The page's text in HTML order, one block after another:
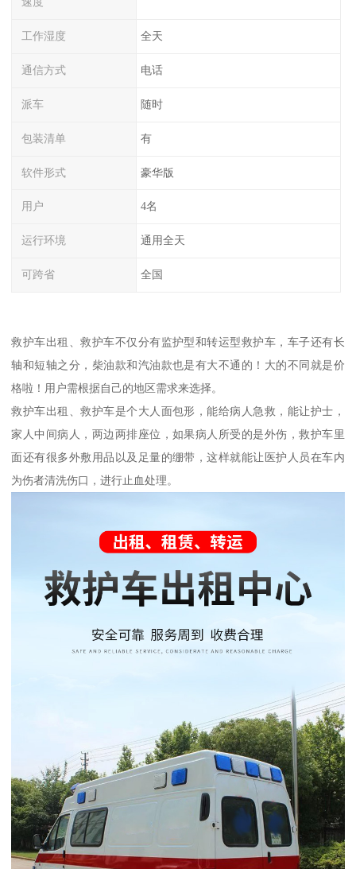
工作湿度 全天
通信方式 电话
派车 随时
包装清单 有
软件形式 豪华版
用户 4名
运行环境 通用全天
可跨省 全国
救护车出租、救护车不仅分有监护型和转运型救护车，车子还有长
轴和短轴之分，柴油款和汽油款也是有大不通的！大的不同就是价
格啦！用户需根据自己的地区需求来选择。
救护车出租、救护车是个大人面包形，能给病人急救，能让护士，
家人中间病人，两边两排座位，如果病人所受的是外伤，救护车里
面还有很多外敷用品以及足量的绷带，这样就能让医护人员在车内
为伤者清洗伤口，进行止血处理。